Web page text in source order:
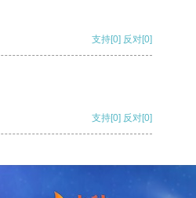
支持[0] 反对[0]
支持[0] 反对[0]